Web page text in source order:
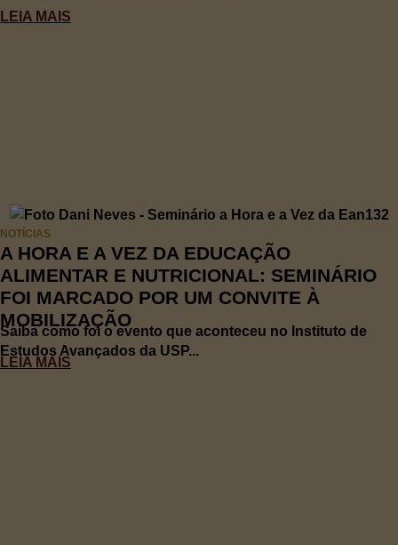
LEIA MAIS
NOTÍCIAS
A HORA E A VEZ DA EDUCAÇÃO
ALIMENTAR E NUTRICIONAL: SEMINÁRIO
FOI MARCADO POR UM CONVITE À
MOBILIZAÇÃO
Saiba como foi o evento que aconteceu no Instituto de
Estudos Avançados da USP...
LEIA MAIS